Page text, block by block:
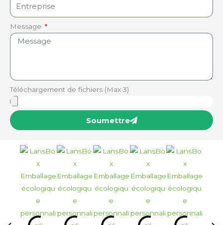
Message
Téléchargement de fichiers (Max 3)
Soumettre